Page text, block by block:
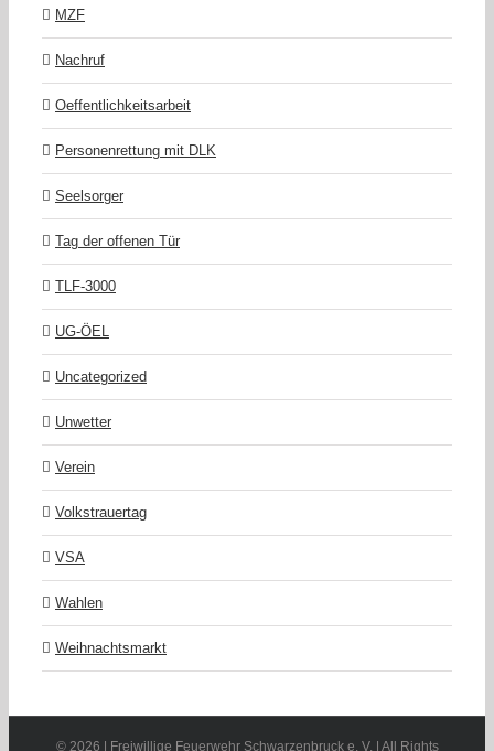
MZF
Nachruf
Oeffentlichkeitsarbeit
Personenrettung mit DLK
Seelsorger
Tag der offenen Tür
TLF-3000
UG-ÖEL
Uncategorized
Unwetter
Verein
Volkstrauertag
VSA
Wahlen
Weihnachtsmarkt
© 2026 | Freiwillige Feuerwehr Schwarzenbruck e. V. | All Rights